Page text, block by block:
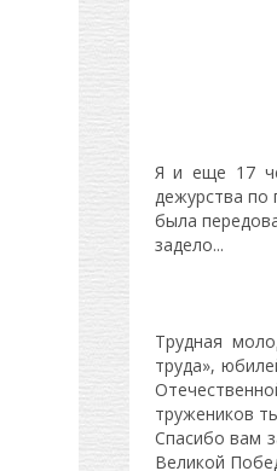
Я и еще 17
дежурства по
была
задело...
Трудная
труда»,
тружеников
Спасибо вам
Великой